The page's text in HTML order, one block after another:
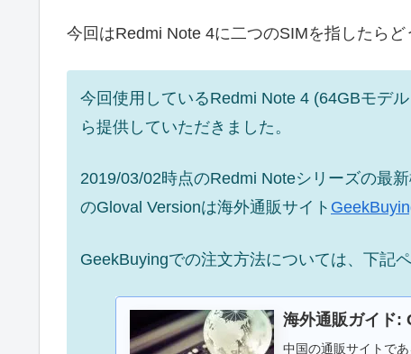
今回はRedmi Note 4に二つのSIMを指したらど
今回使用しているRedmi Note 4 (64GBモデ
ら提供していただきました。
2019/03/02時点のRedmi Noteシリーズの最
のGloval Versionは海外通販サイト
GeekBuyingでの注文方法については、下記
海外通販ガイド:
中国の通販サイトで